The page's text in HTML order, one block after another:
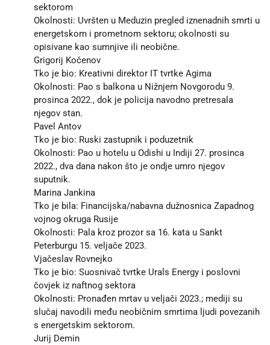
sektorom
Okolnosti: Uvršten u Meduzin pregled iznenadnih smrti u
energetskom i prometnom sektoru; okolnosti su
opisivane kao sumnjive ili neobične.
Grigorij Kočenov
Tko je bio: Kreativni direktor IT tvrtke Agima
Okolnosti: Pao s balkona u Nižnjem Novgorodu 9.
prosinca 2022., dok je policija navodno pretresala
njegov stan.
Pavel Antov
Tko je bio: Ruski zastupnik i poduzetnik
Okolnosti: Pao u hotelu u Odishi u Indiji 27. prosinca
2022., dva dana nakon što je ondje umro njegov
suputnik.
Marina Jankina
Tko je bila: Financijska/nabavna dužnosnica Zapadnog
vojnog okruga Rusije
Okolnosti: Pala kroz prozor sa 16. kata u Sankt
Peterburgu 15. veljače 2023.
Vjačeslav Rovnejko
Tko je bio: Suosnivač tvrtke Urals Energy i poslovni
čovjek iz naftnog sektora
Okolnosti: Pronađen mrtav u veljači 2023.; mediji su
slučaj navodili među neobičnim smrtima ljudi povezanih
s energetskim sektorom.
Jurij Demin